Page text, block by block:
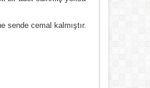
sende cemal kalmıştır.